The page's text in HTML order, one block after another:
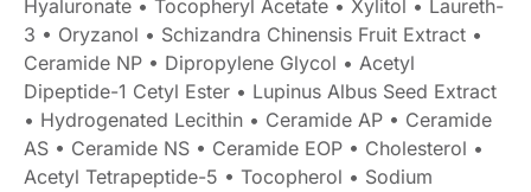
Hyaluronate • Tocopheryl Acetate • Xylitol • Laureth-
3 • Oryzanol • Schizandra Chinensis Fruit Extract •
Ceramide NP • Dipropylene Glycol • Acetyl
Dipeptide-1 Cetyl Ester • Lupinus Albus Seed Extract
• Hydrogenated Lecithin • Ceramide AP • Ceramide
AS • Ceramide NS • Ceramide EOP • Cholesterol •
Acetyl Tetrapeptide-5 • Tocopherol • Sodium